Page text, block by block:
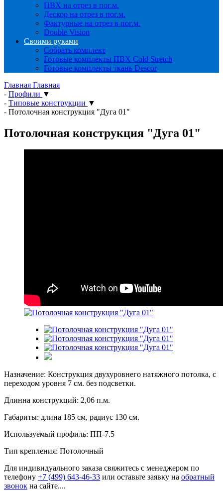
ПВХ на отрез в пог.м.
Дескор на отрез в пог.м.
Фактурные на отрез в пог.м.
Double Vision
Своими руками
Собрать комплект
Готовые комплекты ПВХ Cold Stretch
Готовые комплекты ткань Descor
Главная Главная
- Профили ▼
- Типовые конструкции ▼
- Потолочная конструкция "Дуга 01"
Потолочная конструкция "Дуга 01"
Назначение: Конструкция двухуровнего натяжного потолка, с
переходом уровня 7 см. без подсветки.
Длинна конструкций: 2,06 п.м.
Габариты: длина 185 см, радиус 130 см.
Используемый профиль: ПП-7.5
Тип крепления: Потолочный
Для индивидуального заказа свяжитесь с менеджером по
телефону +7 (499) 643-46-33 или оставьте заявку на обратный
звонок на сайте....